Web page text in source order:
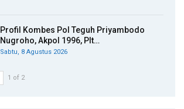
Profil Kombes Pol Teguh Priyambodo
Nugroho, Akpol 1996, Plt…
Sabtu, 8 Agustus 2026
1 of 2